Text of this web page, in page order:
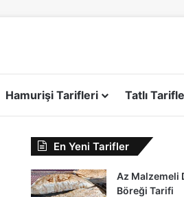
Hamurişi Tarifleri Tatlı
En Yeni Tarifler
Az Malzemeli
Böreği Tarifi